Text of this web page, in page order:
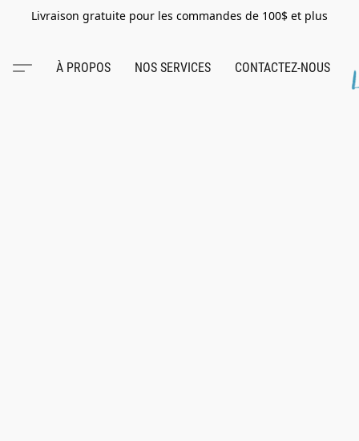
Livraison gratuite pour les commandes de 100$ et plus
À PROPOS NOS SERVICES CONTACTEZ-NOUS